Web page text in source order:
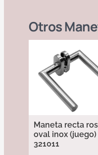
Otros
Maneta recta
oval inox (juego)
321011